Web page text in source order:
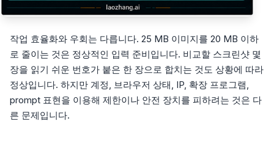
작업 효율화와 우회는 다릅니다. 25 MB 이미지를 20 MB 이하
로 줄이는 것은 정상적인 입력 준비입니다. 비교할 스크린샷 몇
장을 읽기 쉬운 번호가 붙은 한 장으로 합치는 것도 상황에 따라
정상입니다. 하지만 계정, 브라우저 상태, IP, 확장 프로그램,
prompt 표현을 이용해 제한이나 안전 장치를 피하려는 것은 다
른 문제입니다.